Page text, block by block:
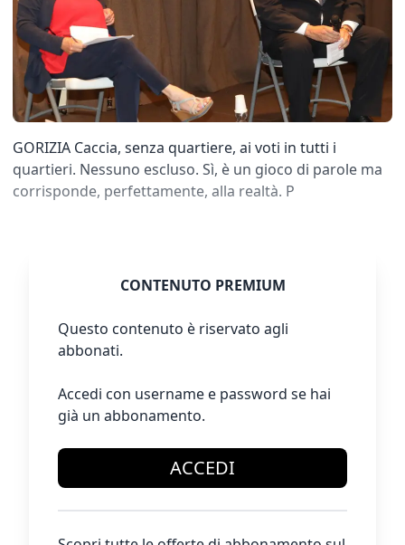
GORIZIA Caccia, senza quartiere, ai voti in tutti i
quartieri. Nessuno escluso. Sì, è un gioco di parole ma
corrisponde, perfettamente, alla realtà. P
CONTENUTO PREMIUM
Questo contenuto è riservato agli
abbonati.
Accedi con username e password se hai
già un abbonamento.
ACCEDI